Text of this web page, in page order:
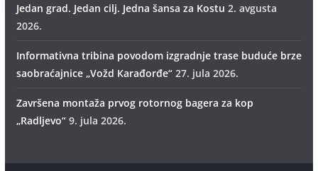
Jedan grad. Jedan cilj. Jedna šansa za Kostu 2. avgusta
2026.
Informativna tribina povodom izgradnje trase buduće brze
saobraćajnice „Vožd Кarađorđe“ 27. jula 2026.
Završena montaža prvog rotornog bagera za kop
„Radlјevo“ 9. jula 2026.